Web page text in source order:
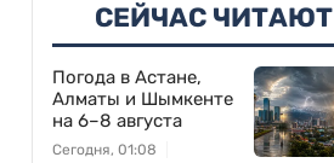
СЕЙЧАС ЧИТАЮТ
Погода в Астане,
Алматы и Шымкенте
на 6–8 августа
Сегодня, 01:08